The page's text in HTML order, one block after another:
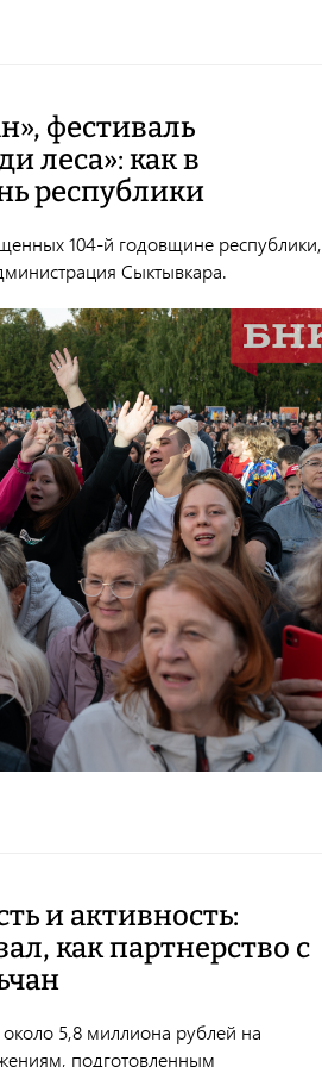
фестиваль
леса»: как в
республики
104-й годовщине республики,
Сыктывкара.
и активность:
как партнерство с
5,8 миллиона рублей на
подготовленным